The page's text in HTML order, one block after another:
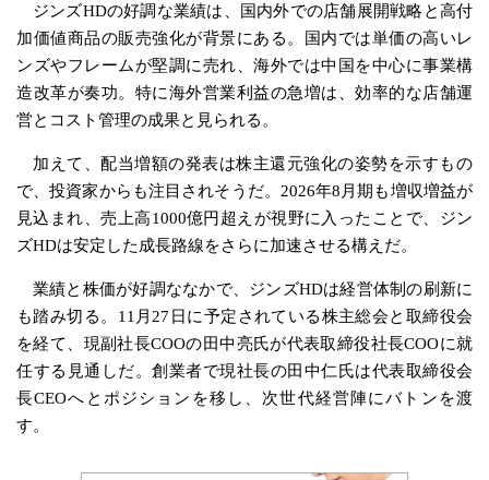
ジンズHDの好調な業績は、国内外での店舗展開戦略と高付
加価値商品の販売強化が背景にある。国内では単価の高いレ
ンズやフレームが堅調に売れ、海外では中国を中心に事業構
造改革が奏功。特に海外営業利益の急増は、効率的な店舗運
営とコスト管理の成果と見られる。
加えて、配当増額の発表は株主還元強化の姿勢を示すもの
で、投資家からも注目されそうだ。2026年8月期も増収増益が
見込まれ、売上高1000億円超えが視野に入ったことで、ジン
ズHDは安定した成長路線をさらに加速させる構えだ。
業績と株価が好調ななかで、ジンズHDは経営体制の刷新に
も踏み切る。11月27日に予定されている株主総会と取締役会
を経て、現副社長COOの田中亮氏が代表取締役社長COOに就
任する見通しだ。創業者で現社長の田中仁氏は代表取締役会
長CEOへとポジションを移し、次世代経営陣にバトンを渡
す。